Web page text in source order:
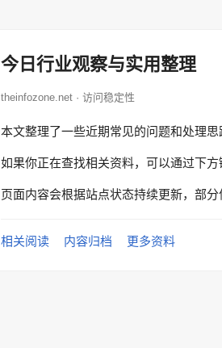
今日行业观察与实用整理
theinfozone.net · 访问稳定性
本文整理了一些近期常见的问题和处理
如果你正在查找相关资料，可以通过下方
页面内容会根据站点状态持续更新，部
相关阅读 内容归档 更多资料